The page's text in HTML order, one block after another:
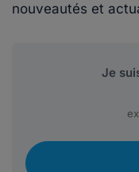
nouveautés et